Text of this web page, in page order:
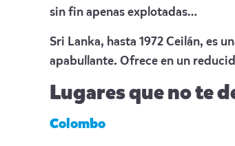
sin fin apenas explotadas…
Sri Lanka, hasta 1972 Ceilán, es
apabullante. Ofrece en un
Lugares que no te
Colombo